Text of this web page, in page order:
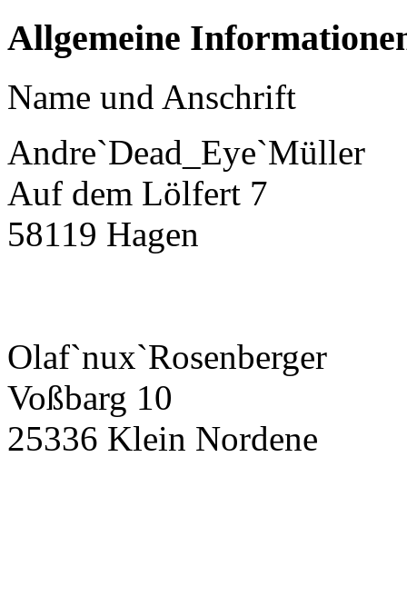
Allgemeine
Name und Anschrift
Andre`Dead_Eye`Müller
Auf dem Lölfert 7
58119 Hagen
Olaf`nux`Rosenberger
Voßbarg 10
25336 Klein Nordene